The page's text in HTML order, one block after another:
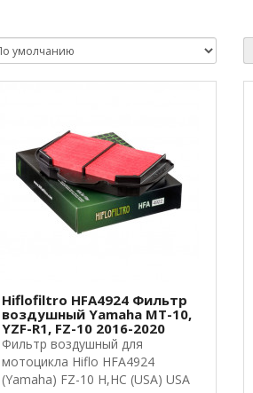
Hiflofiltro HFA4924 Фильтр
воздушный Yamaha MT-10,
YZF-R1, FZ-10 2016-2020
Фильтр воздушный для
мотоцикла Hiflo HFA4924
(Yamaha) FZ-10 H,HC (USA) USA